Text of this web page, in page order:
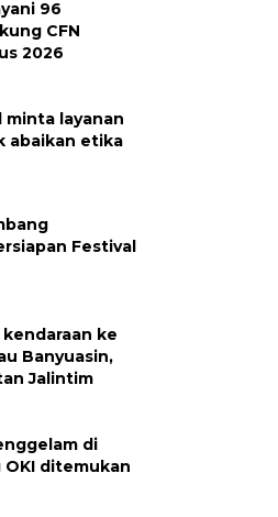
96
CFN
2026
minta layanan
abaikan etika
Festival
ke
Banyuasin,
Jalintim
di
OKI ditemukan